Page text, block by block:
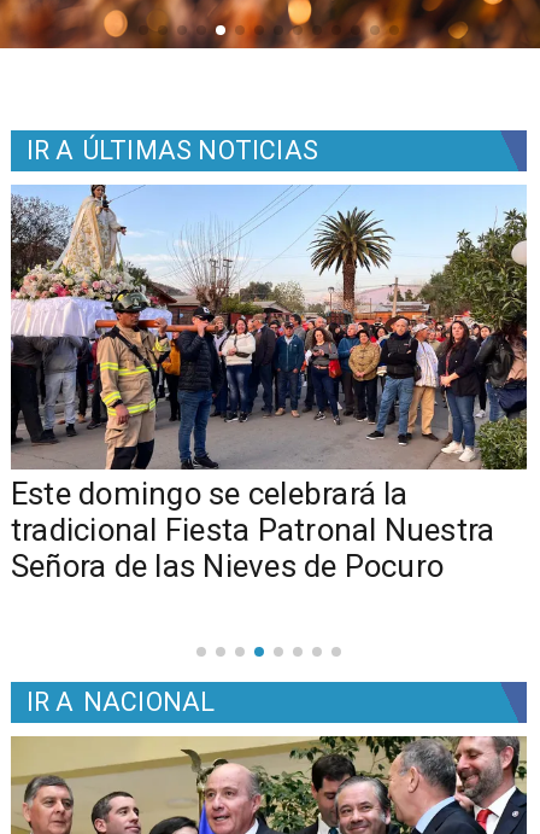
IR A ÚLTIMAS NOTICIAS
Este domingo se celebrará la
tradicional Fiesta Patronal Nuestra
Señora de las Nieves de Pocuro
IR A NACIONAL